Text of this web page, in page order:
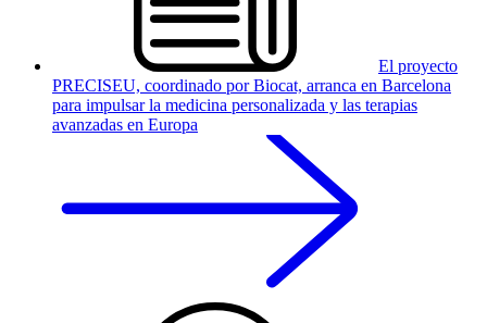
El proyecto
PRECISEU, coordinado por Biocat, arranca en Barcelona
para impulsar la medicina personalizada y las terapias
avanzadas en Europa